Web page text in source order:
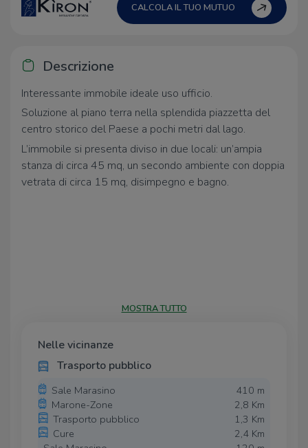
CALCOLA IL TUO MUTUO
Descrizione
Interessante immobile ideale uso ufficio.
Soluzione al piano terra nella splendida piazzetta del
centro storico del Paese a pochi metri dal lago.
L’immobile si presenta diviso in due locali: un’ampia
stanza di circa 45 mq, un secondo ambiente con doppia
vetrata di circa 15 mq, disimpegno e bagno.
MOSTRA TUTTO
Nelle vicinanze
Trasporto pubblico
Sale Marasino
410 m
Marone-Zone
2,8 Km
Trasporto pubblico
1,3 Km
Cure
2,4 Km